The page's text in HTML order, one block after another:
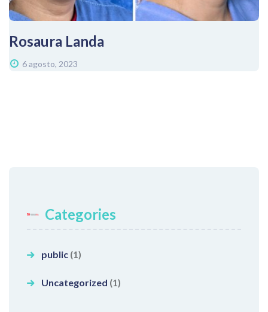
Rosaura Landa
6 agosto, 2023
Categories
public (1)
Uncategorized (1)